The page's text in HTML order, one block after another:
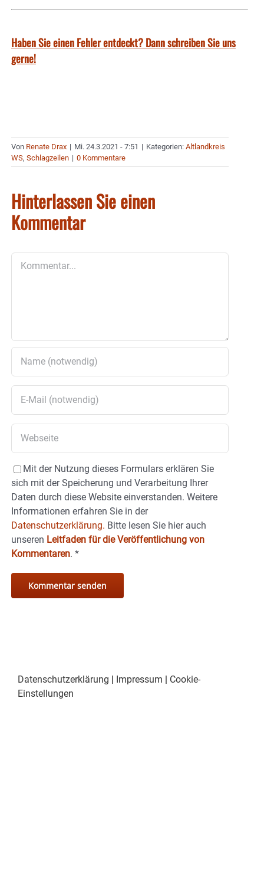
Haben Sie einen Fehler entdeckt? Dann schreiben Sie uns
gerne!
Von Renate Drax | Mi. 24.3.2021 - 7:51 | Kategorien: Altlandkreis
WS, Schlagzeilen | 0 Kommentare
Hinterlassen Sie einen
Kommentar
Mit der Nutzung dieses Formulars erklären Sie
sich mit der Speicherung und Verarbeitung Ihrer
Daten durch diese Website einverstanden. Weitere
Informationen erfahren Sie in der
Datenschutzerklärung. Bitte lesen Sie hier auch
unseren Leitfaden für die Veröffentlichung von
Kommentaren. *
Datenschutzerklärung | Impressum | Cookie-
Einstellungen